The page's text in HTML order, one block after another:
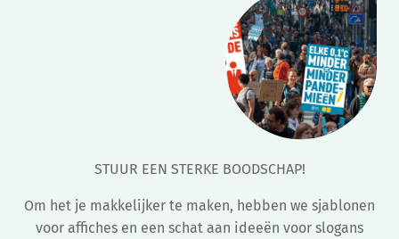
STUUR EEN STERKE BOODSCHAP!
Om het je makkelijker te maken, hebben we sjablonen
voor affiches en een schat aan ideeën voor slogans